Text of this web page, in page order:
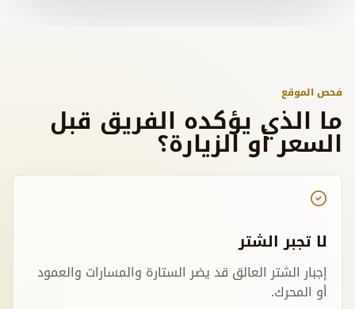
فحص الموقع
ما الذي يؤكده الفريق قبل
السعر أو الزيارة؟
لا تجبر الشتر
إجبار الشتر العالق قد يضر الستارة والمسارات والعمود
أو المحرك.